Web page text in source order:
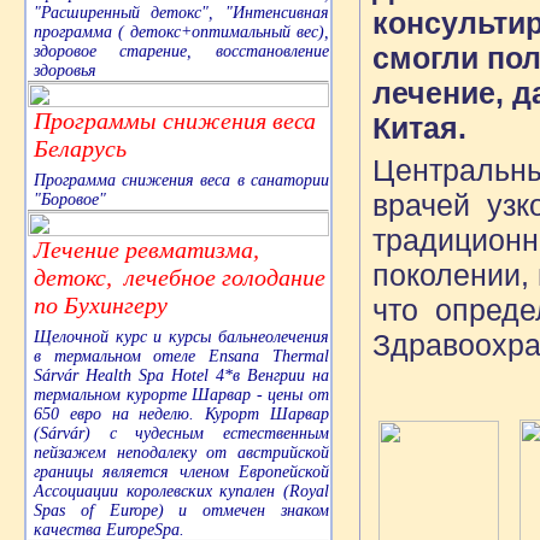
"Расширенный детокс", "Интенсивная
программа ( детокс+оптимальный вес),
здоровое старение, восстановление
здоровья
Программы снижения веса
Беларусь
Программа снижения веса в санатории
"Боровое"
Лечение ревматизма,
детокс, лечебное голодание
по Бухингеру
Щелочной курс и курсы бальнеолечения
в термальном отеле Ensana Thermal
Sárvár Health Spa Hotel 4*в Венгрии на
термальном курорте Шарвар - цены от
650 евро на неделю. Курорт Шарвар
(Sárvár) с чудесным естественным
пейзажем неподалеку от австрийской
границы является членом Европейской
Ассоциации королевских купален (Royal
Spas of Europe) и отмечен знаком
качества EuropeSpa.
смогли
лечение,
Китая.
врачей
поколении,
что